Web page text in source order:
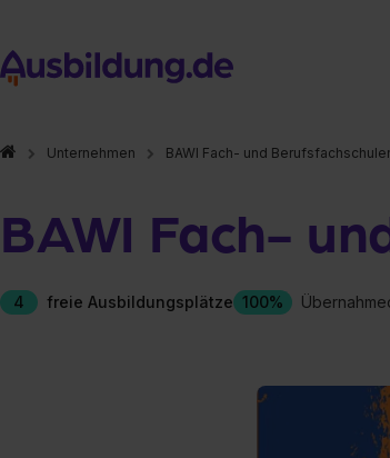
Unternehmen BAWI Fach- und
BAWI Fach-
4 freie Ausbildungsplätze 100%